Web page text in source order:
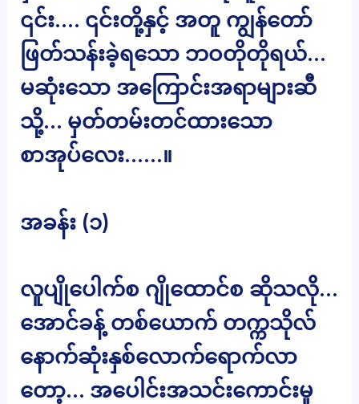
၎င်း…. ၎င်းတို့နှင့် အတူ ကျွန်တော်
ဖြတ်သန်းခဲ့ရသော ဘဝတိုတိုရယ်…
မဆုံးသော အကြောင်းအရာများဆီ
သို့… မှတ်တမ်းတင်ထားသော
စာအုပ်လေး……။
အခန်း (၁)
လူပျိုပေါက်စ ဂျိုထောင်စ ဆိုသလို…
အောင်ခန့် တစ်ယောက် တက္ကသိုလ်
နောက်ဆုံးနှစ်လောက်ရောက်လာ
တော့… အပေါင်းအသင်းကောင်းမှု